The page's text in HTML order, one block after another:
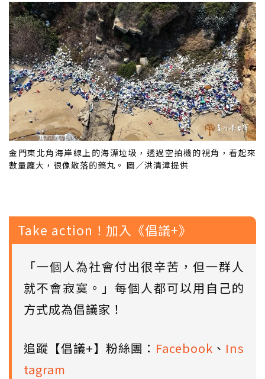
金門東北角海岸線上的海漂垃圾，透過空拍機的視角，看起來
數量龐大，很像散落的藥丸。 圖／洪清漳提供
Take action！加入《倡議+》
「一個人為社會付出很辛苦，但一群人
就不會寂寞。」每個人都可以用自己的
方式成為倡議家！
追蹤【倡議+】粉絲團： Facebook 、 Ins
tagram